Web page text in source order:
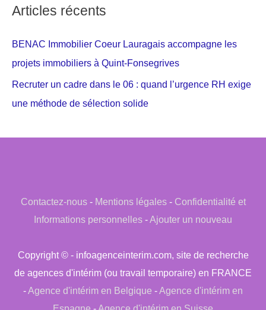
Articles récents
BENAC Immobilier Coeur Lauragais accompagne les
projets immobiliers à Quint-Fonsegrives
Recruter un cadre dans le 06 : quand l’urgence RH exige
une méthode de sélection solide
Contactez-nous- Mentions légales- Confidentialité et
Informations personnelles -Ajouter un nouveau
Copyright © - infoagenceinterim.com, site de recherche
de agences d'intérim (ou travail temporaire) en FRANCE
-Agence d'intérim en Belgique -Agence d'intérim en